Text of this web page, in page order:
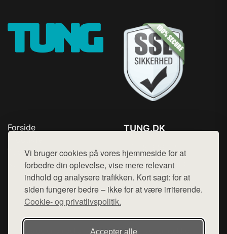
Vi bruger cookies på vores hjemmeside for at
forbedre din oplevelse, vise mere relevant
indhold og analysere trafikken. Kort sagt: for at
siden fungerer bedre – ikke for at være irriterende.
Cookie- og privatlivspolitik.
Accepter alle
Forside
Top Rabatter
Kontakt
TUNG.DK
Mail: hej@want.dk
Cookie- og privatlivspolitik
Denne side er en del af want.dk, der udgiver en række